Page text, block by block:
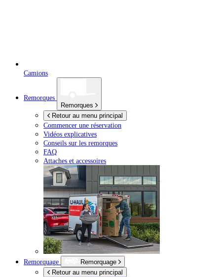
Camions
Remorques
Remorques
Retour au menu principal
Commencer une réservation
Vidéos explicatives
Conseils sur les remorques
FAQ
Attaches et accessoires
Remorquage
Remorquage
Retour au menu principal